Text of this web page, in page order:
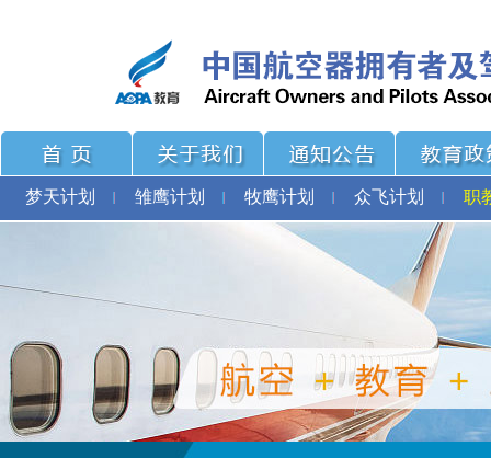
梦天计划 雏鹰计划 牧鹰计划 众飞计划 职